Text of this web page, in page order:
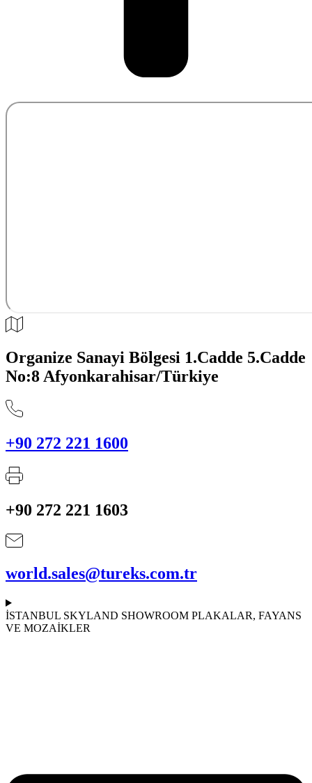
Organize Sanayi Bölgesi 1.Cadde 5.Cadde
No:8 Afyonkarahisar/Türkiye
+90 272 221 1600
+90 272 221 1603
world.sales@tureks.com.tr
İSTANBUL SKYLAND SHOWROOM PLAKALAR, FAYANS
VE MOZAİKLER